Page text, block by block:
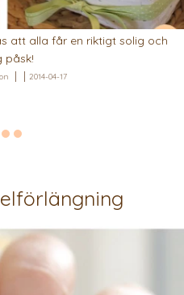
att alla får en riktigt solig och
påsk!
2014-04-17